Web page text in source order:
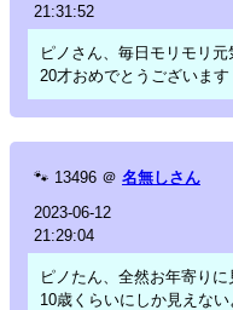
21:31:52
ピノさん、毎日モリモリ元
20才おめでとうございます
🐾 13496 ＠ 名無しさん
2023-06-12
21:29:04
ピノたん、全然お年寄り
10歳くらいにしか見えない